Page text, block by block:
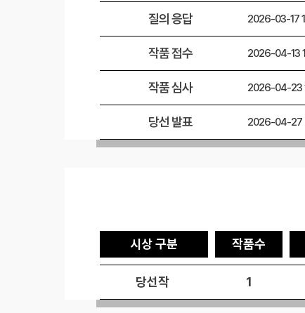
질의 응답 2026-03-17
작품 접수 2026-04-13
작품 심사 2026-04-23
당선 발표 2026-04-27
시상 구분 작품수
당선작 1